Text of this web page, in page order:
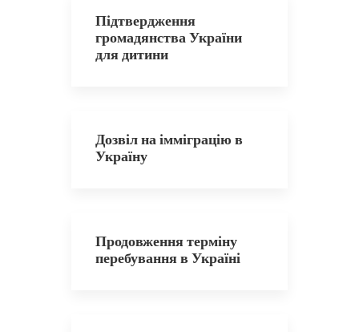
Підтвердження
громадянства України
для дитини
Дозвіл на імміграцію в
Україну
Продовження терміну
перебування в Україні